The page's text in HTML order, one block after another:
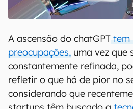
A ascensão do chatGPT tem
preocupações, uma vez que
constantemente refinada,
refletir o que há de pior no
considerando que